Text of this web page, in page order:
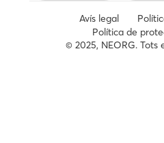
© 2025, NEORG. Tots
Avís legal
Política de